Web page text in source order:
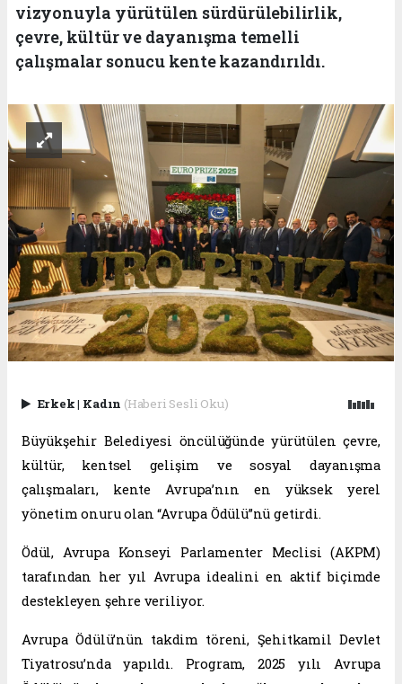
vizyonuyla yürütülen sürdürülebilirlik,
çevre, kültür ve dayanışma temelli
çalışmalar sonucu kente kazandırıldı.
Erkek| Kadın (Haberi Sesli Oku)
Büyükşehir Belediyesi öncülüğünde yürütülen çevre,
kültür, kentsel gelişim ve sosyal dayanışma
çalışmaları, kente Avrupa’nın en yüksek yerel
yönetim onuru olan “Avrupa Ödülü”nü getirdi.
Ödül, Avrupa Konseyi Parlamenter Meclisi (AKPM)
tarafından her yıl Avrupa idealini en aktif biçimde
destekleyen şehre veriliyor.
Avrupa Ödülü’nün takdim töreni, Şehitkamil Devlet
Tiyatrosu’nda yapıldı. Program, 2025 yılı Avrupa